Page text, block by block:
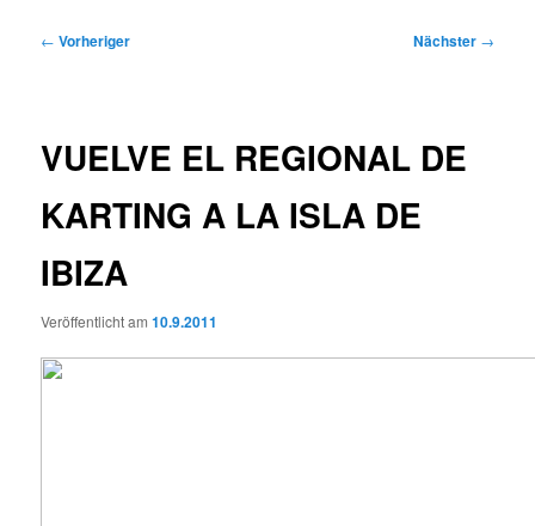
Beitragsnavigation
← Vorheriger Nächster →
VUELVE EL REGIONAL DE
KARTING A LA ISLA DE
IBIZA
Veröffentlicht am10.9.2011